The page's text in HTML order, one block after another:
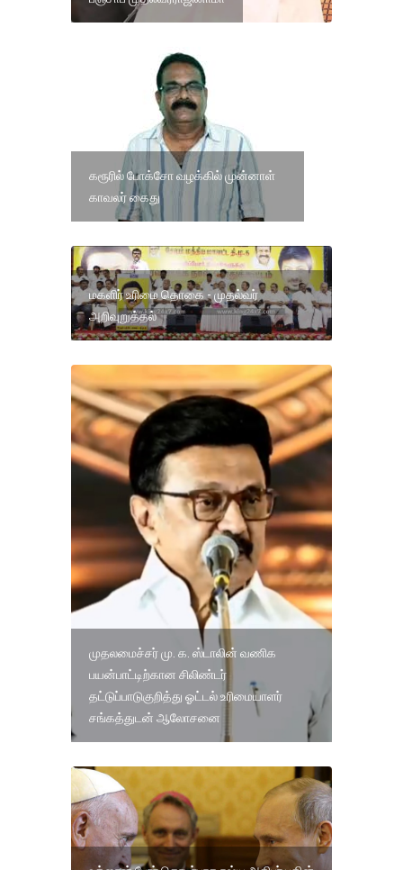
கரூரில் போக்சோ வழக்கில் முன்னாள்
காவலர் கைது
மகளிர் உரிமை தொகை - முதல்வர்
அறிவுறுத்தல்
முதலமைச்சர் மு. க. ஸ்டாலின் வணிக
பயன்பாட்டிற்கான சிலிண்டர்
தட்டுப்பாடுகுறித்து ஓட்டல் உரிமையாளர்
சங்கத்துடன் ஆலோசனை